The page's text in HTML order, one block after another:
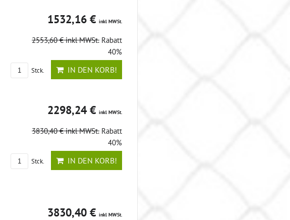
1532,16 € inkl MWSt.
2553,60 €inkl MWSt. Rabatt
40%
Stck. IN DEN KORB!
2298,24 € inkl MWSt.
3830,40 €inkl MWSt. Rabatt
40%
Stck. IN DEN KORB!
3830,40 € inkl MWSt.